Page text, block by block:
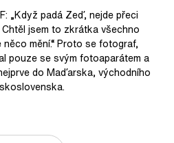
„Když padá Zeď, nejde přeci
jsem to zkrátka všechno
mění.“ Proto se fotograf,
pouze se svým fotoaparátem a
do Maďarska, východního